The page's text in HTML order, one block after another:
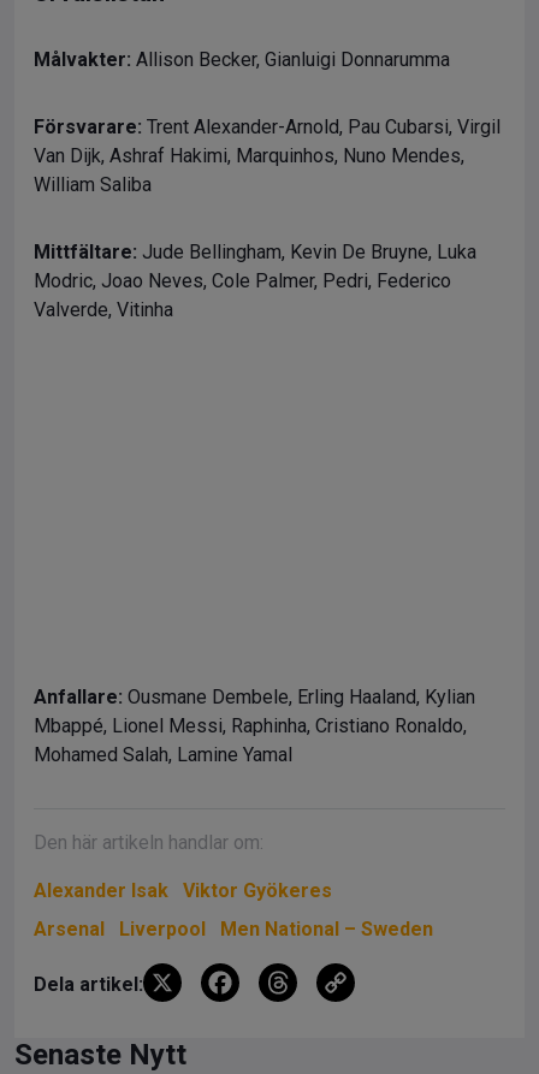
Målvakter: Allison Becker, Gianluigi Donnarumma
Försvarare: Trent Alexander-Arnold, Pau Cubarsi, Virgil
Van Dijk, Ashraf Hakimi, Marquinhos, Nuno Mendes,
William Saliba
Mittfältare: Jude Bellingham, Kevin De Bruyne, Luka
Modric, Joao Neves, Cole Palmer, Pedri, Federico
Valverde, Vitinha
Anfallare: Ousmane Dembele, Erling Haaland, Kylian
Mbappé, Lionel Messi, Raphinha, Cristiano Ronaldo,
Mohamed Salah, Lamine Yamal
Den här artikeln handlar om:
Alexander Isak
Viktor Gyökeres
Arsenal
Liverpool Men National – Sweden
Dela artikel: X
F
T
Senaste Nytt